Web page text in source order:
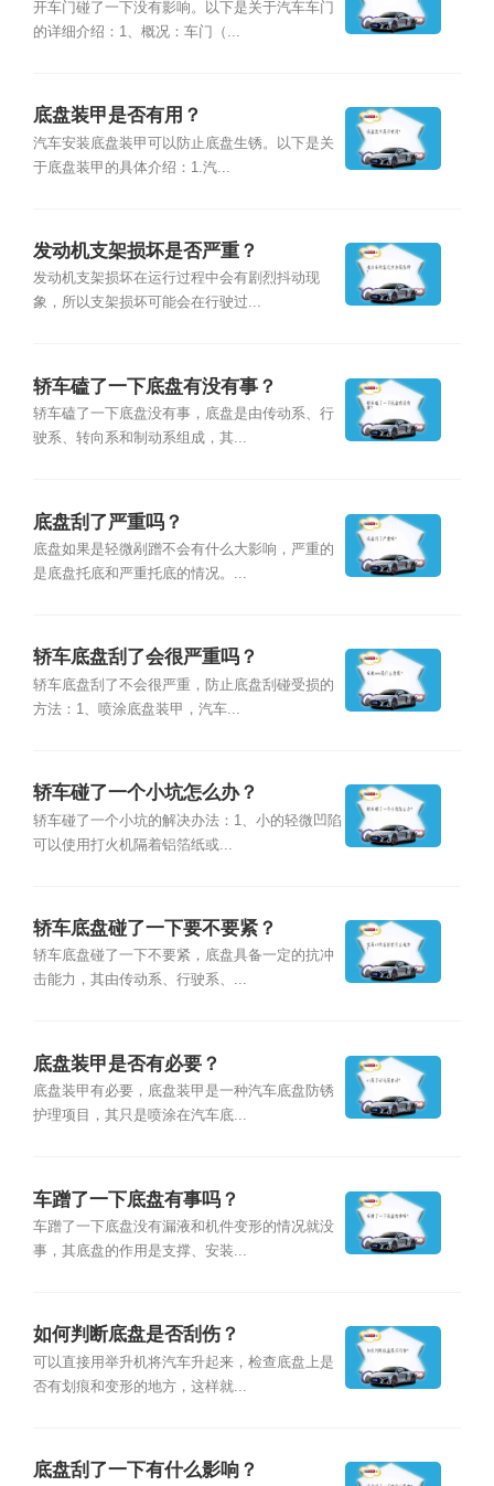
开车门碰了一下没有影响。以下是关于汽车车门
的详细介绍：1、概况：车门（...
底盘装甲是否有用？
汽车安装底盘装甲可以防止底盘生锈。以下是关
于底盘装甲的具体介绍：1.汽...
发动机支架损坏是否严重？
发动机支架损坏在运行过程中会有剧烈抖动现
象，所以支架损坏可能会在行驶过...
轿车磕了一下底盘有没有事？
轿车磕了一下底盘没有事，底盘是由传动系、行
驶系、转向系和制动系组成，其...
底盘刮了严重吗？
底盘如果是轻微剐蹭不会有什么大影响，严重的
是底盘托底和严重托底的情况。...
轿车底盘刮了会很严重吗？
轿车底盘刮了不会很严重，防止底盘刮碰受损的
方法：1、喷涂底盘装甲，汽车...
轿车碰了一个小坑怎么办？
轿车碰了一个小坑的解决办法：1、小的轻微凹陷
可以使用打火机隔着铝箔纸或...
轿车底盘碰了一下要不要紧？
轿车底盘碰了一下不要紧，底盘具备一定的抗冲
击能力，其由传动系、行驶系、...
底盘装甲是否有必要？
底盘装甲有必要，底盘装甲是一种汽车底盘防锈
护理项目，其只是喷涂在汽车底...
车蹭了一下底盘有事吗？
车蹭了一下底盘没有漏液和机件变形的情况就没
事，其底盘的作用是支撑、安装...
如何判断底盘是否刮伤？
可以直接用举升机将汽车升起来，检查底盘上是
否有划痕和变形的地方，这样就...
底盘刮了一下有什么影响？